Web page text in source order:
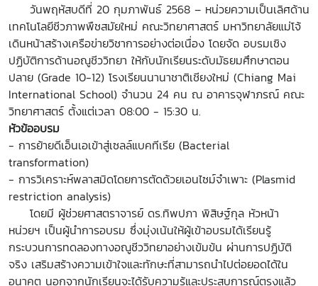
วันพฤหัสบดีที่ 20 กุมภาพันธ์ 2568 – หน่วยความเป็นเลิศด้าน
เทคโนโลยีชีวภาพพืชสมัยใหม่ คณะวิทยาศาสตร์ มหาวิทยาลัยแม่โจ้
เดินหน้าสร้างเครือข่ายวิชาการอย่างต่อเนื่อง โดยจัด อบรมเชิง
ปฏิบัติการด้านอณูชีววิทยา ให้กับนักเรียนระดับมัธยมศึกษาตอน
ปลาย (Grade 10-12) โรงเรียนนานาชาติเชียงใหม่ (Chiang Mai
International School) จำนวน 24 คน ณ อาคารจุฬาภรณ์ คณะ
วิทยาศาสตร์ ตั้งแต่เวลา 08:00 - 15:30 น.
หัวข้ออบรม
- การย้ายดีเอ็นเอเข้าสู่เซลล์แบคทีเรีย (Bacterial
transformation)
- การวิเคราะห์พลาสมิดโดยการตัดด้วยเอนไซม์จำเพาะ (Plasmid
restriction analysis)
โดยมี ผู้ช่วยศาสตราจารย์ ดร.ทิพปภา พิสิษฐ์กุล หัวหน้า
หน่วยฯ เป็นผู้นำการอบรม ซึ่งมุ่งเน้นให้ผู้เข้าอบรมได้เรียนรู้
กระบวนการทดลองทางอณูชีววิทยาอย่างเข้มข้น ผ่านการปฏิบัติ
จริง เสริมสร้างความเข้าใจและทักษะที่สามารถนำไปต่อยอดได้ใน
อนาคต นอกจากนักเรียนจะได้รับความรู้และประสบการณ์ตรงแล้ว